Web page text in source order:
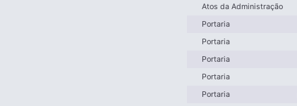
Atos da Administração
Portaria
Portaria
Portaria
Portaria
Portaria